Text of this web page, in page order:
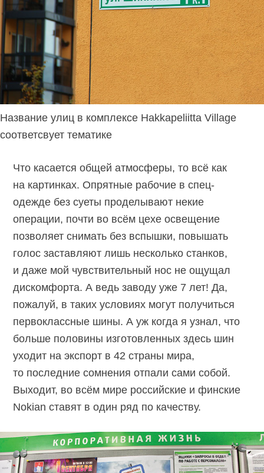
Название улиц в комплексе Hakkapeliitta Village
соответсвует тематике
Что касается общей атмосферы, то всё как
на картинках. Опрятные рабочие в спец-
одежде без суеты проделывают некие
операции, почти во всём цехе освещение
позволяет снимать без вспышки, повышать
голос заставляют лишь несколько станков,
и даже мой чувствительный нос не ощущал
дискомфорта. А ведь заводу уже 7 лет! Да,
пожалуй, в таких условиях могут получиться
первоклассные шины. А уж когда я узнал, что
больше половины изготовленных здесь шин
уходит на экспорт в 42 страны мира,
то последние сомнения отпали сами собой.
Выходит, во всём мире российские и финские
Nokian ставят в один ряд по качеству.